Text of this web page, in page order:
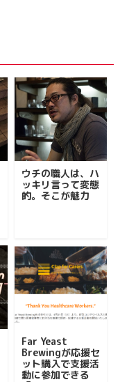
ウチの職人は、ハ
ッキリ言って変態
的。そこが魅力
Far Yeast
Brewingが応援セ
ット購入で支援活
動に参加できる